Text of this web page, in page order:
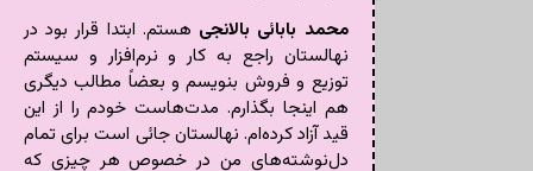
محمد بابائی بالانجی هستم. ابتدا قرار بود در
نهالستان راجع به کار و نرم‌افزار و سیستم
توزیع و فروش بنویسم و بعضاً مطالب دیگری
هم اینجا بگذارم. مدت‌هاست خودم را از این
قید آزاد کرده‌ام. نهالستان جائی است برای تمام
دل‌نوشته‌های من در خصوص هر چیزی که